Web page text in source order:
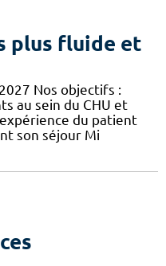
plus fluide et
Nos objectifs :
au sein du CHU et
du patient
son séjour Mi